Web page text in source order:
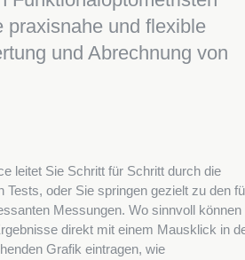
praxisnahe und flexible
und Abrechnung von
leitet Sie Schritt für Schritt durch die
Tests, oder Sie springen gezielt zu den
Messungen. Wo sinnvoll können
direkt mit einem Mausklick in
Grafik eintragen, wie